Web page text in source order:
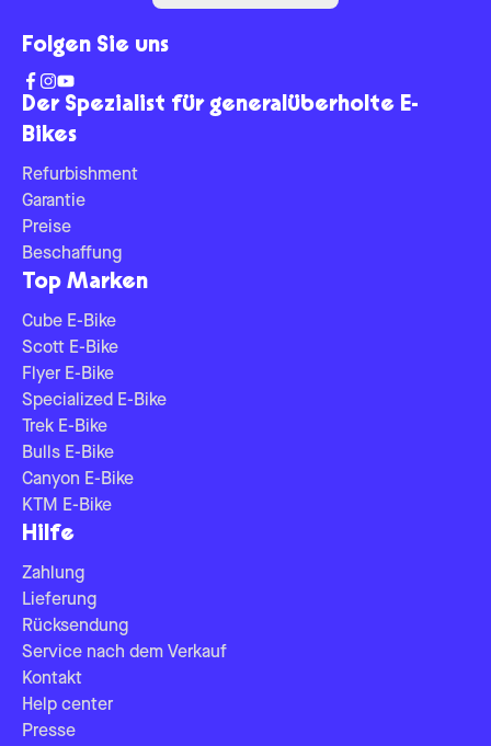
Der Spezialist für generalüberholte E-
Bikes
Refurbishment
Garantie
Preise
Beschaffung
Top Marken
Cube E-Bike
Scott E-Bike
Flyer E-Bike
Specialized E-Bike
Trek E-Bike
Bulls E-Bike
Canyon E-Bike
KTM E-Bike
Hilfe
Zahlung
Lieferung
Rücksendung
Service nach dem Verkauf
Kontakt
Help center
Presse
Folgen Sie uns